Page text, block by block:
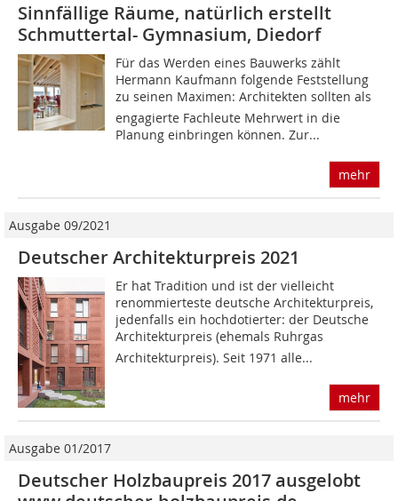
Sinnfällige Räume, natürlich erstellt
Schmuttertal- Gymnasium, Diedorf
Für das Werden eines Bauwerks zählt
Hermann Kaufmann folgende Feststellung
zu seinen Maximen: Architekten sollten als
engagierte Fachleute Mehrwert in die
Planung einbringen können. Zur...
mehr
Ausgabe 09/2021
Deutscher Architekturpreis 2021
Er hat Tradition und ist der vielleicht
renommierteste deutsche Architekturpreis,
jedenfalls ein hochdotierter: der Deutsche
Architekturpreis (ehemals Ruhrgas
Architekturpreis). Seit 1971 alle...
mehr
Ausgabe 01/2017
Deutscher Holzbaupreis 2017 ausgelobt